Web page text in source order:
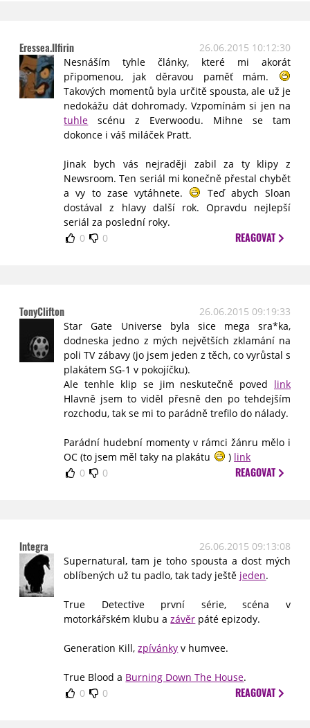
Eressea.Ilfirin
26.06.2015 10:12:30
Nesnáším tyhle články, které mi akorát
připomenou, jak děravou paměť mám.
Takových momentů byla určitě spousta, ale už je
nedokážu dát dohromady. Vzpomínám si jen na
tuhle scénu z Everwoodu. Mihne se tam
dokonce i váš miláček Pratt.
Jinak bych vás nejraději zabil za ty klipy z
Newsroom. Ten seriál mi konečně přestal chybět
a vy to zase vytáhnete.
Teď abych Sloan
dostával z hlavy další rok. Opravdu nejlepší
seriál za poslední roky.
0
0 REAGOVAT
TonyClifton
26.06.2015 09:19:33
Star Gate Universe byla sice mega sra*ka,
dodneska jedno z mých největších zklamání na
poli TV zábavy (jo jsem jeden z těch, co vyrůstal s
plakátem SG-1 v pokojíčku).
Ale tenhle klip se jim neskutečně poved link
Hlavně jsem to viděl přesně den po tehdejším
rozchodu, tak se mi to parádně trefilo do nálady.
Parádní hudební momenty v rámci žánru mělo i
OC (to jsem měl taky na plakátu
) link
0
0 REAGOVAT
Integra
26.06.2015 09:13:08
Supernatural, tam je toho spousta a dost mých
oblíbených už tu padlo, tak tady ještě jeden.
True Detective první série, scéna v
motorkářském klubu azávěr páté epizody.
Generation Kill,zpívánky v humvee.
True Blood a Burning Down The House.
0
0 REAGOVAT